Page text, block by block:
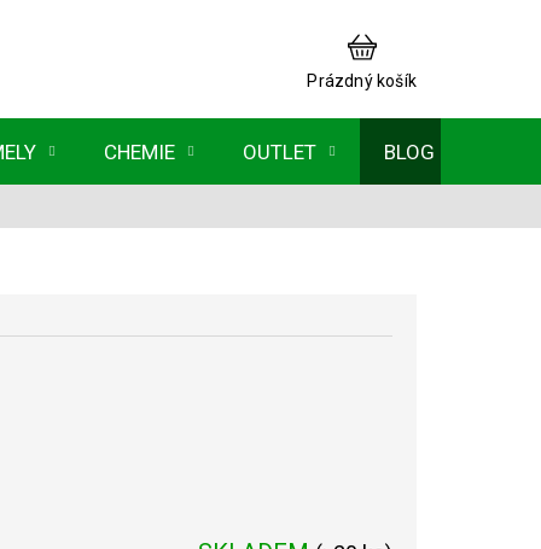
NÁKUPNÍ
KOŠÍK
Prázdný košík
CHEMIE OUTLET BLOG